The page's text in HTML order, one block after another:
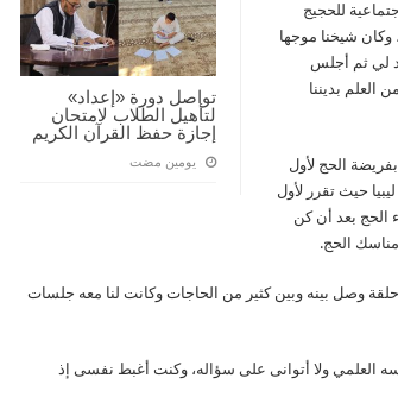
تواصل دورة «إعداد»
لتأهيل الطلاب لامتحان
إجازة حفظ القرآن الكريم
‏يومين مضت
للحجيج
وكان شيخنا موجها
لي ثم أجلس
العلم بديننا
الحج لأول
حيث تقرر لأول
الحج بعد أن كن
الحج.
وصل بينه وبين كثير من الحاجات وكانت لنا معه جلسات
العلمي ولا أتوانى على سؤاله، وكنت أغبط نفسى إذ